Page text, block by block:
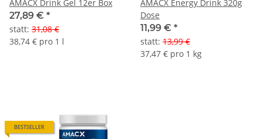
AMACX Drink Gel 12er Box
27,89 € *
statt: 31,08 €
38,74 € pro 1 l
AMACX Energy Drink 320g
Dose
11,99 € *
statt: 13,99 €
37,47 € pro 1 kg
BESTSELLER